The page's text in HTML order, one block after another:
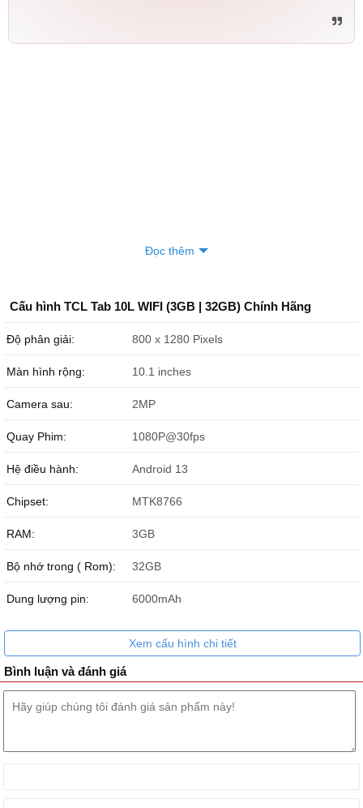
Đọc thêm
Cấu hình TCL Tab 10L WIFI (3GB | 32GB) Chính Hãng
Độ phân giải: 800 x 1280 Pixels
Màn hình rộng: 10.1 inches
Camera sau: 2MP
Quay Phim: 1080P@30fps
Hệ điều hành: Android 13
Chipset: MTK8766
RAM: 3GB
Bộ nhớ trong ( Rom): 32GB
Dung lượng pin: 6000mAh
Xem cấu hình chi tiết
Bình luận và đánh giá